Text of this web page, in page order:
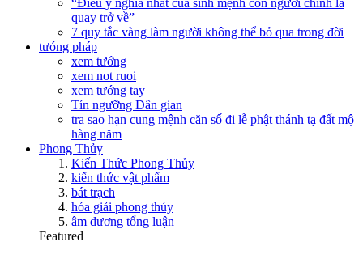
“Điều ý nghĩa nhất của sinh mệnh con người chính là
quay trở về”
7 quy tắc vàng làm người không thể bỏ qua trong đời
tưóng pháp
xem tướng
xem not ruoi
xem tướng tay
Tín ngưỡng Dân gian
tra sao hạn cung mệnh căn số đi lễ phật thánh tạ đất mộ
hàng năm
Phong Thủy
Kiến Thức Phong Thủy
kiến thức vật phẩm
bát trạch
hóa giải phong thủy
âm dương tổng luận
Featured